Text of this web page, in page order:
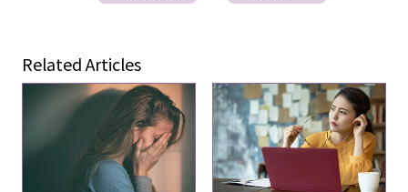
Related Articles